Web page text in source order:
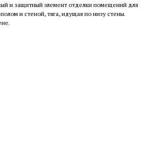
и защитный элемент отделки помещений для
и стеной, тяга, идущая по низу стены.